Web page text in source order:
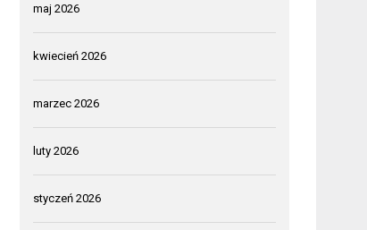
maj 2026
kwiecień 2026
marzec 2026
luty 2026
styczeń 2026